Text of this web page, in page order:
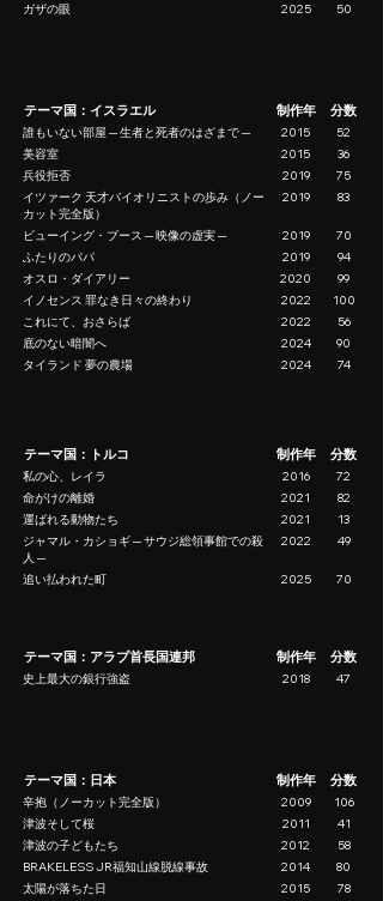
ガザの眼
2025 50
テーマ国：イスラエル 制作年 分数
誰もいない部屋 ─ 生者と死者のはざまで ─ 2015
52
美容室
2015
36
兵役拒否
2019
75
イツァーク 天才バイオリニストの歩み（ノー
カット完全版）
2019 83
ビューイング・ブース ─ 映像の虚実 ─ 2019
70
ふたりのパパ
2019
94
オスロ・ダイアリー
2020
99
イノセンス 罪なき日々の終わり
2022
100
これにて、おさらば
2022
56
底のない暗闇へ
2024
90
タイランド 夢の農場
2024 74
テーマ国：トルコ 制作年 分数
私の心、レイラ 2016
72
命がけの離婚
2021
82
運ばれる動物たち
2021
13
ジャマル・カショギ ─ サウジ総領事館での殺
人 ─
2022 49
追い払われた町 2025 70
テーマ国：アラブ首長国連邦 制作年 分数
史上最大の銀行強盗 2018 47
テーマ国：日本 制作年 分数
辛抱（ノーカット完全版） 2009
106
津波そして桜
2011
41
津波の子どもたち
2012
58
BRAKELESS JR福知山線脱線事故
2014
80
太陽が落ちた日
2015 78